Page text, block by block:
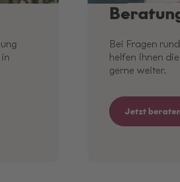
Bei Fragen
helfen Ihnen
gerne weiter.
Jetzt